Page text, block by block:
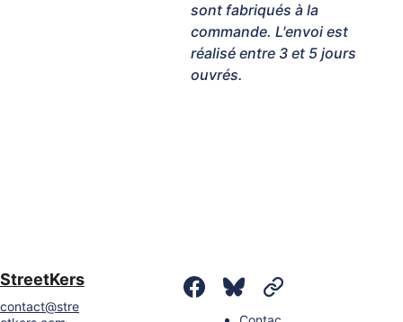
sont fabriqués à la
commande. L'envoi est
réalisé entre 3 et 5 jours
ouvrés.
StreetKers
contact@stre